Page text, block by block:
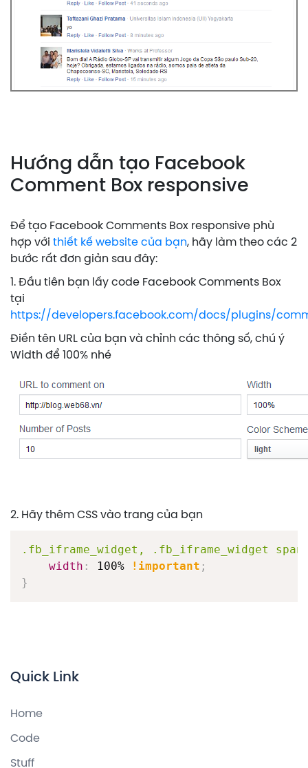
Hướng dẫn tạo Facebook
Comment Box responsive
Để tạo Facebook Comments Box responsive phù
hợp với thiết kế website của bạn, hãy làm theo các 2
bước rất đơn giản sau đây:
1. Đầu tiên bạn lấy code Facebook Comments Box
tại
https://developers.facebook.com/docs/plugins/
Điền tên URL của bạn và chỉnh các thông số, chú ý
Width để 100% nhé
2. Hãy thêm CSS vào trang của bạn
.fb_iframe_widget, .fb_iframe_widget
width : 100% !important ;
}
Quick Link
Home
Code
Stuff